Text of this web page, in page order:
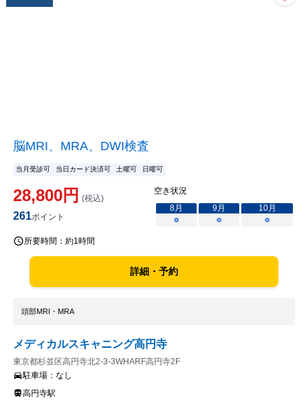
脳MRI、MRA、DWI検査
当月受診可 当日カード決済可 土曜可 日曜可
28,800円 (税込)
261ポイント
空き状況
8月 9月 10月
○
○ ○
所要時間： 約1時間
詳細・予約
頭部MRI・MRA
メディカルスキャニング高円寺
東京都杉並区高円寺北2-3-3WHARF高円寺2F
駐車場： なし
高円寺駅